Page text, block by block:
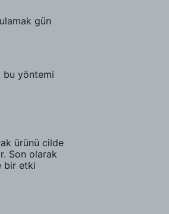
gün
bu yöntemi
ürünü cilde
Son olarak
bir etki